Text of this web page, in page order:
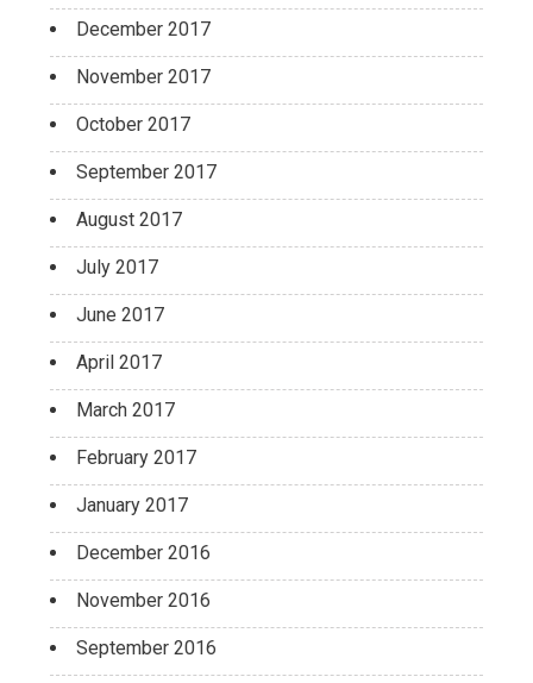
December 2017
November 2017
October 2017
September 2017
August 2017
July 2017
June 2017
April 2017
March 2017
February 2017
January 2017
December 2016
November 2016
September 2016